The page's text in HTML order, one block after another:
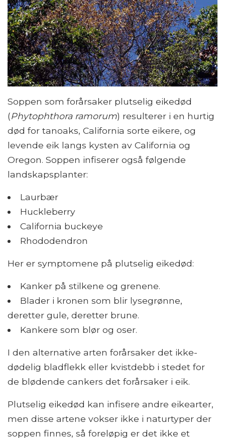
Soppen som forårsaker plutselig eikedød
(Phytophthora ramorum) resulterer i en hurtig
død for tanoaks, California sorte eikere, og
levende eik langs kysten av California og
Oregon. Soppen infiserer også følgende
landskapsplanter:
Laurbær
Huckleberry
California buckeye
Rhododendron
Her er symptomene på plutselig eikedød:
Kanker på stilkene og grenene.
Blader i kronen som blir lysegrønne,
deretter gule, deretter brune.
Kankere som blør og oser.
I den alternative arten forårsaker det ikke-
dødelig bladflekk eller kvistdebb i stedet for
de blødende cankers det forårsaker i eik.
Plutselig eikedød kan infisere andre eikearter,
men disse artene vokser ikke i naturtyper der
soppen finnes, så foreløpig er det ikke et